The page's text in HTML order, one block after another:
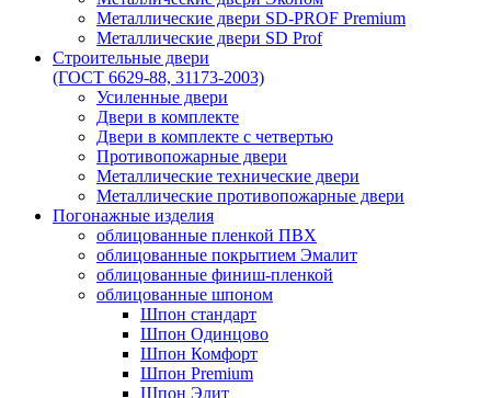
Металлические двери SD-PROF Premium
Металлические двери SD Prof
Строительные двери
(ГОСТ 6629-88, 31173-2003)
Усиленные двери
Двери в комплекте
Двери в комплекте с четвертью
Противопожарные двери
Металлические технические двери
Металлические противопожарные двери
Погонажные изделия
облицованные пленкой ПВХ
облицованные покрытием Эмалит
облицованные финиш-пленкой
облицованные шпоном
Шпон стандарт
Шпон Одинцово
Шпон Комфорт
Шпон Premium
Шпон Элит